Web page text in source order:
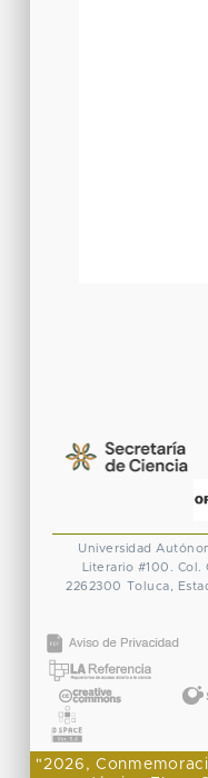
Universidad
Literario #100. Col.
2262300 Toluca,
"2026,